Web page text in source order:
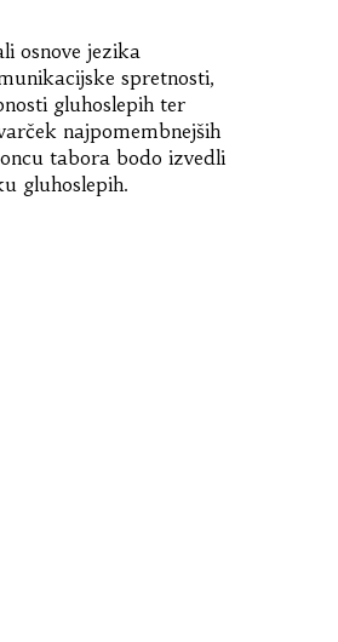
osnove jezika
spretnosti,
gluhoslepih ter
najpomembnejših
tabora bodo izvedli
gluhoslepih.